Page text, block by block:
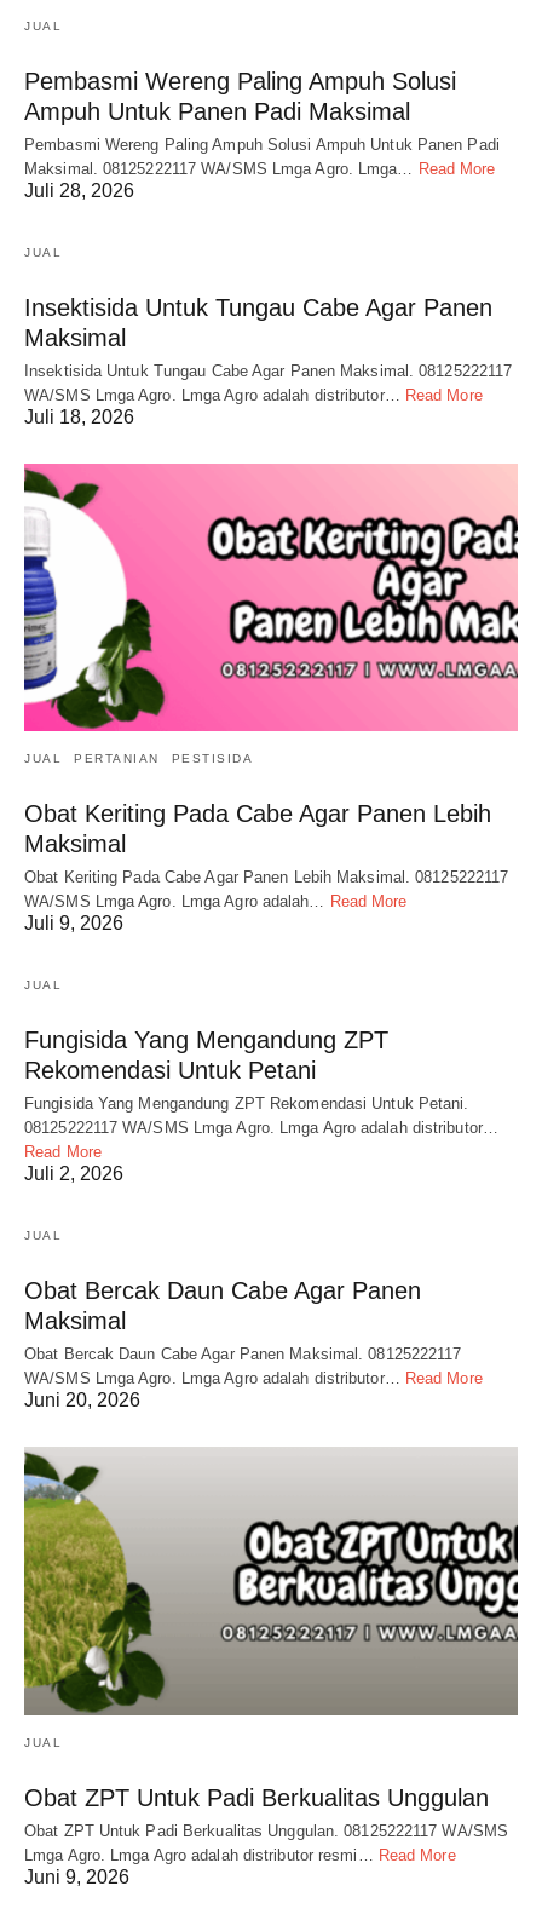
JUAL
Pembasmi Wereng Paling Ampuh Solusi
Ampuh Untuk Panen Padi Maksimal
Pembasmi Wereng Paling Ampuh Solusi Ampuh Untuk Panen Padi
Maksimal. 08125222117 WA/SMS Lmga Agro. Lmga… Read More
Juli 28, 2026
JUAL
Insektisida Untuk Tungau Cabe Agar Panen
Maksimal
Insektisida Untuk Tungau Cabe Agar Panen Maksimal. 08125222117
WA/SMS Lmga Agro. Lmga Agro adalah distributor… Read More
Juli 18, 2026
JUAL PERTANIAN PESTISIDA
Obat Keriting Pada Cabe Agar Panen Lebih
Maksimal
Obat Keriting Pada Cabe Agar Panen Lebih Maksimal. 08125222117
WA/SMS Lmga Agro. Lmga Agro adalah… Read More
Juli 9, 2026
JUAL
Fungisida Yang Mengandung ZPT
Rekomendasi Untuk Petani
Fungisida Yang Mengandung ZPT Rekomendasi Untuk Petani.
08125222117 WA/SMS Lmga Agro. Lmga Agro adalah distributor…
Read More
Juli 2, 2026
JUAL
Obat Bercak Daun Cabe Agar Panen
Maksimal
Obat Bercak Daun Cabe Agar Panen Maksimal. 08125222117
WA/SMS Lmga Agro. Lmga Agro adalah distributor… Read More
Juni 20, 2026
JUAL
Obat ZPT Untuk Padi Berkualitas Unggulan
Obat ZPT Untuk Padi Berkualitas Unggulan. 08125222117 WA/SMS
Lmga Agro. Lmga Agro adalah distributor resmi…
Read More
Juni 9, 2026